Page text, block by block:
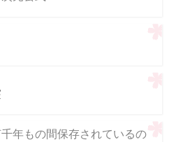
年もの間保存されているの